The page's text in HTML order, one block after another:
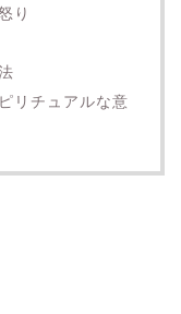
り
リチュアルな意